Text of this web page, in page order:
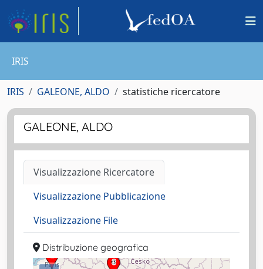
IRIS
IRIS GALEONE, ALDO statistiche ricercatore
GALEONE, ALDO
Visualizzazione Ricercatore
Visualizzazione Pubblicazione
Visualizzazione File
Distribuzione geografica